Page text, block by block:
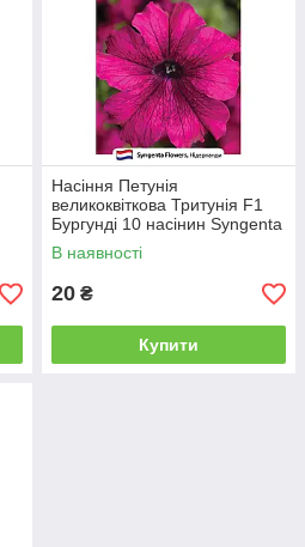
Насіння Петунія
великоквіткова Тритунія F1
Бургунді 10 насінин Syngenta
Добрі Сходи
В наявності
20 ₴
Купити